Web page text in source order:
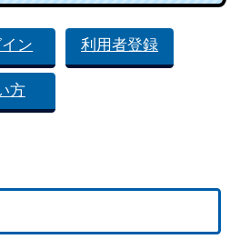
ン 利用者登録
方